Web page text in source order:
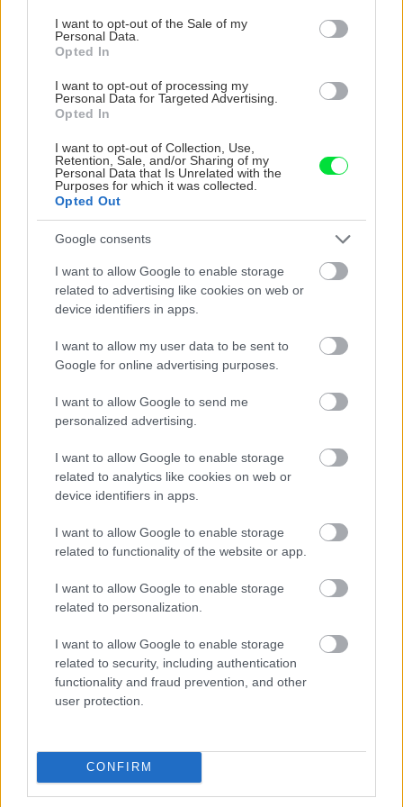
consent section.
I want to opt-out of the Sale of my
Personal Data.
Opted In
I want to opt-out of processing my
Personal Data for Targeted Advertising.
Opted In
I want to opt-out of Collection, Use,
Retention, Sale, and/or Sharing of my
Personal Data that Is Unrelated with the
Purposes for which it was collected.
Opted Out
Google consents
I want to allow Google to enable storage
related to advertising like cookies on web or
device identifiers in apps.
I want to allow my user data to be sent to
Google for online advertising purposes.
I want to allow Google to send me
personalized advertising.
I want to allow Google to enable storage
related to analytics like cookies on web or
device identifiers in apps.
I want to allow Google to enable storage
related to functionality of the website or app.
I want to allow Google to enable storage
related to personalization.
I want to allow Google to enable storage
related to security, including authentication
functionality and fraud prevention, and other
user protection.
CONFIRM
Čo robiť, ak paradajky dozrievajú pomaly? Trik
s odlisťovaním funguje aj cez leto, ale pozor na
chyby
Viete, kedy použiť akú maltu? Spoznajte
rozdiely, ktoré vám ušetria čas v stavebninách
Ako odstrániť peň zo záhrady? Zbavte sa ho
pomocou 2 prísad, ktoré nájdete v kuchyni
NAŠE ČASOPISY
UROB SI SÁM 7-8/2026
KDE SA DISKUTUJE
vám ušetria čas v stavebninách aj pri práci
Čakal som podrobný popis zloženia jednotlivých typov
stavebninách. Kde sa podel názov a zmysel časopisu
"Urob si sám" ? To skutočne už nemáme na Slovensku
"fachmanov"! Vypadá to tak že za pár rokov nám budú
Ja som to riešil tieniacimi závesmi v interieri.Je to
pohoda.